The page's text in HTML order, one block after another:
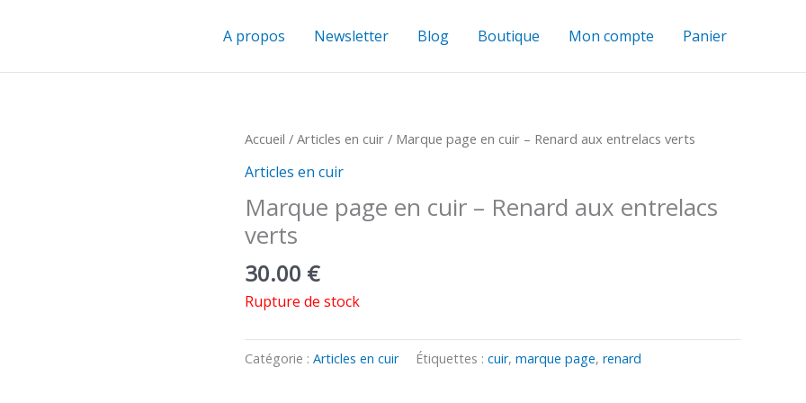
A propos Newsletter Blog Boutique Mon compte Panier
Accueil / Articles en cuir / Marque page en cuir – Renard aux entrelacs verts
Articles en cuir
Marque page en cuir – Renard aux entrelacs
verts
30.00 €
Rupture de stock
Catégorie : Articles en cuir Étiquettes : cuir, marque page, renard